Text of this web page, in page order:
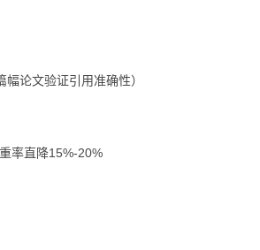
论文验证引用准确性）
率直降15%-20%